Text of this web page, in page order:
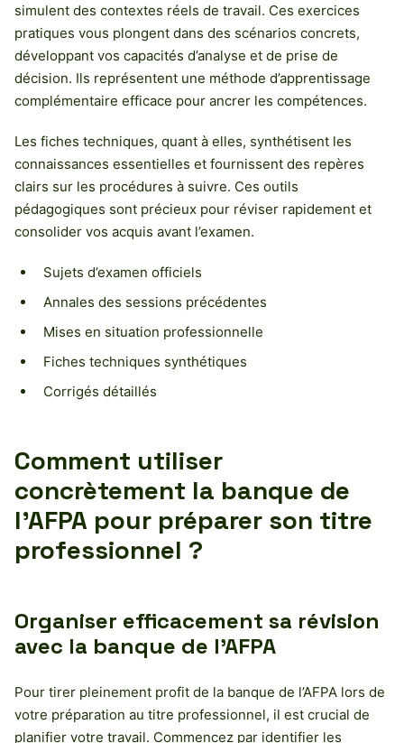
simulent des contextes réels de travail. Ces exercices
pratiques vous plongent dans des scénarios concrets,
développant vos capacités d’analyse et de prise de
décision. Ils représentent une méthode d’apprentissage
complémentaire efficace pour ancrer les compétences.
Les fiches techniques, quant à elles, synthétisent les
connaissances essentielles et fournissent des repères
clairs sur les procédures à suivre. Ces outils
pédagogiques sont précieux pour réviser rapidement et
consolider vos acquis avant l’examen.
Sujets d’examen officiels
Annales des sessions précédentes
Mises en situation professionnelle
Fiches techniques synthétiques
Corrigés détaillés
Comment utiliser
concrètement la banque de
l’AFPA pour préparer son titre
professionnel ?
Organiser efficacement sa révision
avec la banque de l’AFPA
Pour tirer pleinement profit de la banque de l’AFPA lors de
votre préparation au titre professionnel, il est crucial de
planifier votre travail. Commencez par identifier les